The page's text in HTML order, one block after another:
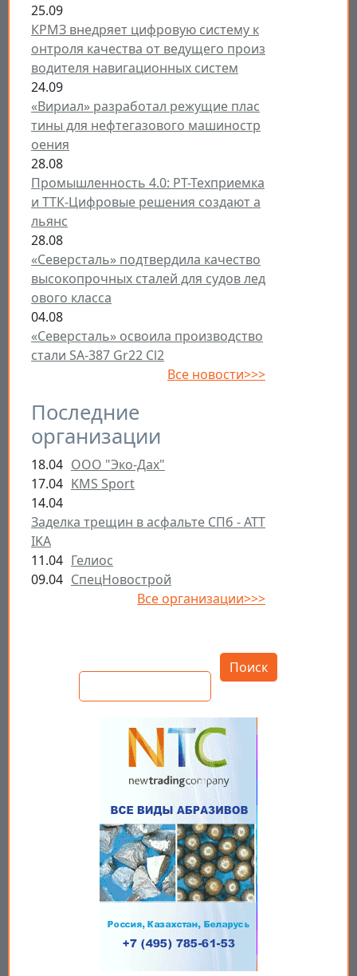
25.09
КРМЗ внедряет цифровую систему к
онтроля качества от ведущего произ
водителя навигационных систем
24.09
«Вириал» разработал режущие плас
тины для нефтегазового машиностр
оения
28.08
Промышленность 4.0: РТ-Техприемка
и ТТК-Цифровые решения создают а
льянс
28.08
«Северсталь» подтвердила качество
высокопрочных сталей для судов лед
ового класса
04.08
«Северсталь» освоила производство
стали SA-387 Gr22 Cl2
Все новости>>>
Последние
организации
18.04 ООО "Эко-Дах"
17.04 KMS Sport
14.04
Заделка трещин в асфальте СПб - ATT
IKA
11.04 Гелиос
09.04 СпецНовострой
Все организации>>>